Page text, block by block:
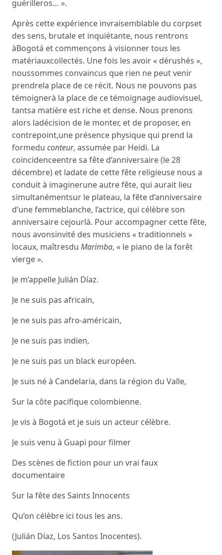
guérilleros… ».
Après cette expérience invraisemblable du corpset
des sens, brutale et inquiétante, nous rentrons
àBogotá et commençons à visionner tous les
matériauxcollectés. Une fois les avoir « dérushés »,
noussommes convaincus que rien ne peut venir
prendrela place de ce récit. Nous ne pouvons pas
témoignerà la place de ce témoignage audiovisuel,
tantsa matière est riche et dense. Nous prenons
alors ladécision de le monter, et de proposer, en
contrepoint,une présence physique qui prend la
formedu conteur, assumée par Heidi. La
coïncidenceentre sa fête d’anniversaire (le 28
décembre) et ladate de cette fête religieuse nous a
conduit à imaginerune autre fête, qui aurait lieu
simultanémentsur le plateau, la fête d’anniversaire
d’une femmeblanche, l’actrice, qui célèbre son
anniversaire cejourlà. Pour accompagner cette fête,
nous avonsinvité des musiciens « traditionnels »
locaux, maîtresdu Marimba, « le piano de la forêt
vierge ».
Je m’appelle Julián Díaz.
Je ne suis pas africain,
Je ne suis pas afro-américain,
Je ne suis pas indien,
Je ne suis pas un black européen.
Je suis né à Candelaria, dans la région du Valle,
Sur la côte pacifique colombienne.
Je vis à Bogotá et je suis un acteur célèbre.
Je suis venu à Guapi pour filmer
Des scènes de fiction pour un vrai faux
documentaire
Sur la fête des Saints Innocents
Qu’on célèbre ici tous les ans.
(Julián Díaz, Los Santos Inocentes).